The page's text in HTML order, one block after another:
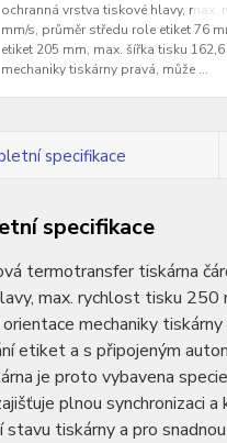
ochranná vrstva tiskové hlavy, max.
mm/s, průměr středu role etiket 76
etiket 205 mm, max. šířka tisku
mechaniky tiskárny pravá, může ...
specifikace
specifikace
termotransfer tiskárna
max. rychlost tisku
mechaniky
etiket a s připojeným
je proto vybavena
plnou synchronizaci
stavu tiskárny a pro